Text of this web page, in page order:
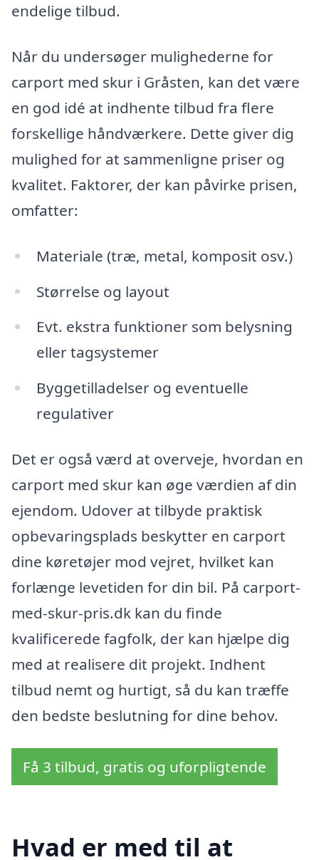
endelige tilbud.
Når du undersøger mulighederne for
carport med skur i Gråsten, kan det være
en god idé at indhente tilbud fra flere
forskellige håndværkere. Dette giver dig
mulighed for at sammenligne priser og
kvalitet. Faktorer, der kan påvirke prisen,
omfatter:
Materiale (træ, metal, komposit osv.)
Størrelse og layout
Evt. ekstra funktioner som belysning
eller tagsystemer
Byggetilladelser og eventuelle
regulativer
Det er også værd at overveje, hvordan en
carport med skur kan øge værdien af din
ejendom. Udover at tilbyde praktisk
opbevaringsplads beskytter en carport
dine køretøjer mod vejret, hvilket kan
forlænge levetiden for din bil. På carport-
med-skur-pris.dk kan du finde
kvalificerede fagfolk, der kan hjælpe dig
med at realisere dit projekt. Indhent
tilbud nemt og hurtigt, så du kan træffe
den bedste beslutning for dine behov.
Få 3 tilbud, gratis og uforpligtende
Hvad er med til at